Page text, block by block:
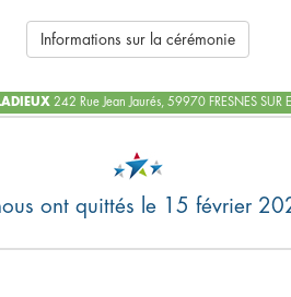
Informations sur la cérémonie
242 Rue Jean Jaurés, 59970 FRESNES
ont quittés le 15 février